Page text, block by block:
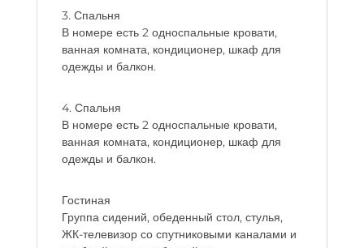
3. Спальня
В номере есть 2 односпальные кровати,
ванная комната, кондиционер, шкаф для
одежды и балкон.
4. Спальня
В номере есть 2 односпальные кровати,
ванная комната, кондиционер, шкаф для
одежды и балкон.
Гостиная
Группа сидений, обеденный стол, стулья,
ЖК-телевизор со спутниковыми каналами и